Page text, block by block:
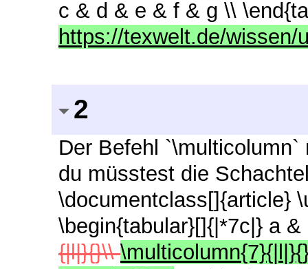
c & d & e & f & g \\
https://texwelt.de/wissen/
2
Der Befehl
du müsstest die
\documentclass[]{article}
\begin{tabular}[]{|*7c|} a
{|l|}{}\\